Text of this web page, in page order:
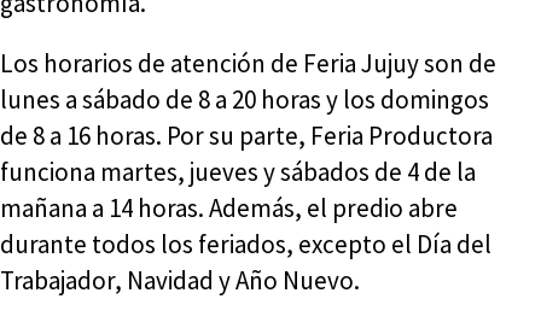
Los horarios de atención de Feria Jujuy son de
lunes a sábado de 8 a 20 horas y los domingos
de 8 a 16 horas. Por su parte, Feria Productora
funciona martes, jueves y sábados de 4 de la
mañana a 14 horas. Además, el predio abre
durante todos los feriados, excepto el Día del
Trabajador, Navidad y Año Nuevo.